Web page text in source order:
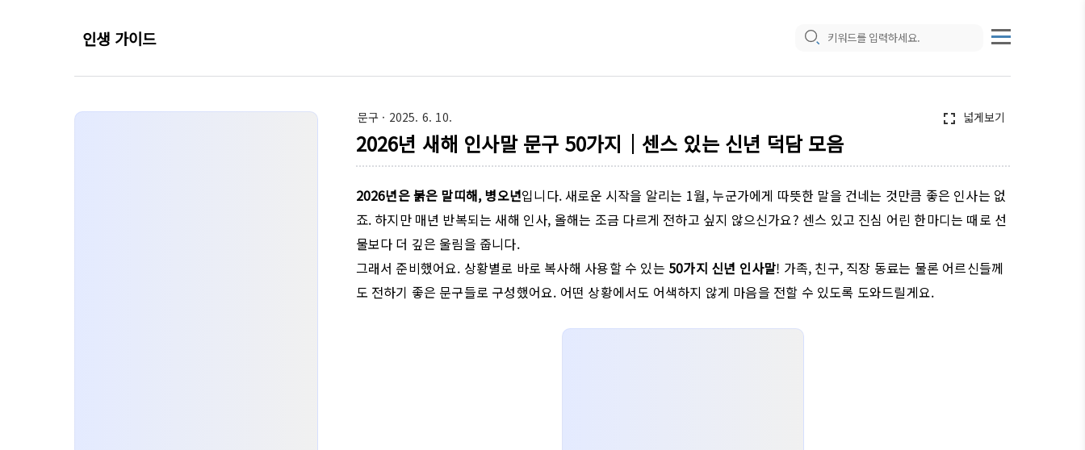
인생 가이드
문구· 2025. 6. 10. fullscreen 넓게보기
2026년 새해 인사말 문구 50가지｜센스 있는 신년 덕담 모음
2026년은 붉은 말띠해, 병오년입니다. 새로운 시작을 알리는 1월, 누군가에게 따뜻한 말을 건네는 것만큼 좋은 인사는 없
죠. 하지만 매년 반복되는 새해 인사, 올해는 조금 다르게 전하고 싶지 않으신가요? 센스 있고 진심 어린 한마디는 때로 선
물보다 더 깊은 울림을 줍니다.
그래서 준비했어요. 상황별로 바로 복사해 사용할 수 있는 50가지 신년 인사말! 가족, 친구, 직장 동료는 물론 어르신들께
도 전하기 좋은 문구들로 구성했어요. 어떤 상황에서도 어색하지 않게 마음을 전할 수 있도록 도와드릴게요.